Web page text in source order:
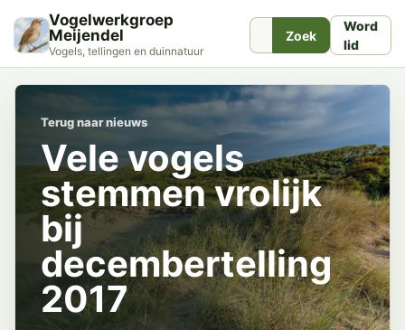
Vogelwerkgroep
Meijendel
Vogels, tellingen en duinnatuur
Zoek
Word
lid
Terug naar nieuws
Vele vogels
stemmen vrolijk
bij
decembertelling
2017